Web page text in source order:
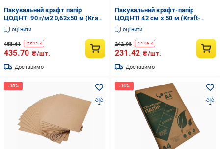
Пакувальний крафт папір
ЦОДНТІ 90 г/м2 0,62x50 м (Kraft
062/50 90 3)
оцінити
458.61 -22.91 ₴
435.70 ₴/шт.
Доставимо
Пакувальний крафт-папір
ЦОДНТІ 42 см x 50 м (Kraft-
042/50-60-5)
оцінити
242.98 -11.56 ₴
231.42 ₴/шт.
Доставимо